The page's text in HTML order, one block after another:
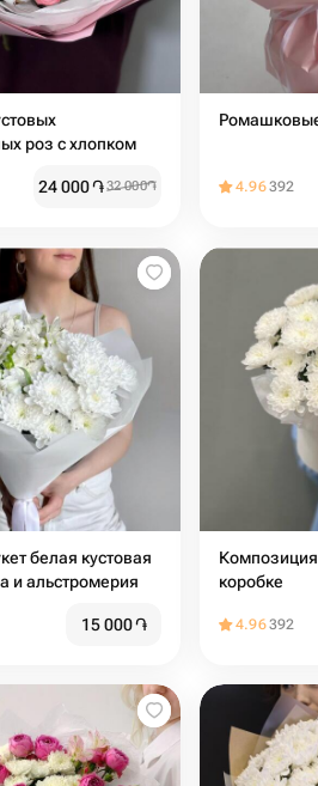
роз с хлопком
24 000֏32 000֏ 4.96392
белая кустовая
и альстромерия
15 000֏
коробке
4.96392